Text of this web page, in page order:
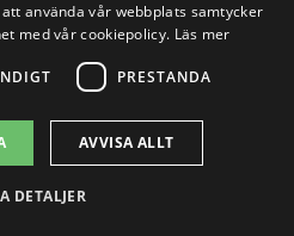
och sätta en
när du ska
Genom
vad du vill ha och
kan du undvika
använda vår webbplats samtycker
med vår cookiepolicy. Läs mer
PRESTANDA
AVVISA ALLT
DETALJER